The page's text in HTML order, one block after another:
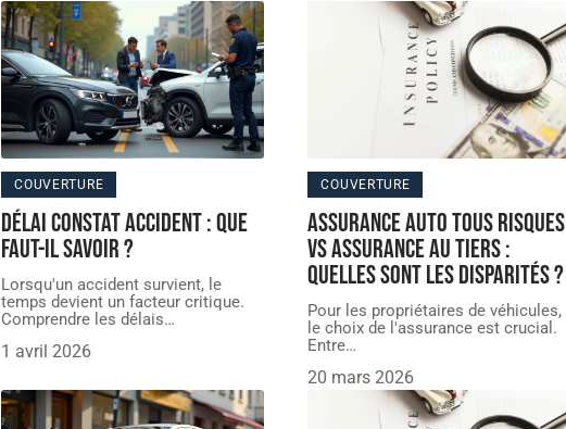
COUVERTURE
Délai constat accident : Que
faut-il savoir ?
Lorsqu'un accident survient, le
temps devient un facteur critique.
Comprendre les délais…
1 avril 2026
COUVERTURE
Assurance auto tous risques
vs assurance au tiers :
Quelles sont les disparités ?
Pour les propriétaires de véhicules,
le choix de l'assurance est crucial.
Entre…
20 mars 2026